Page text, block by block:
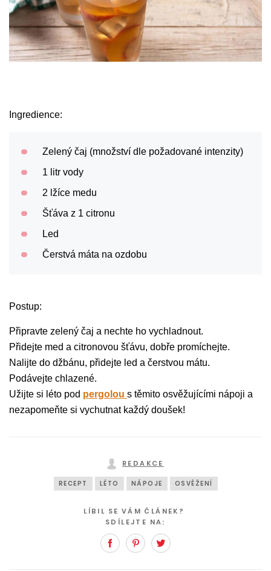
Ingredience:
Zelený čaj (množství dle požadované intenzity)
1 litr vody
2 lžíce medu
Šťáva z 1 citronu
Led
Čerstvá máta na ozdobu
Postup:
Připravte zelený čaj a nechte ho vychladnout.
Přidejte med a citronovou šťávu, dobře promíchejte.
Nalijte do džbánu, přidejte led a čerstvou mátu.
Podávejte chlazené.
Užijte si léto pod pergolou s těmito osvěžujícími nápoji a
nezapomeňte si vychutnat každý doušek!
REDAKCE
RECEPT LÉTO NÁPOJE OSVĚŽENÍ
LÍBIL SE VÁM ČLÁNEK?
SDÍLEJTE NA:
FacebookPinterest